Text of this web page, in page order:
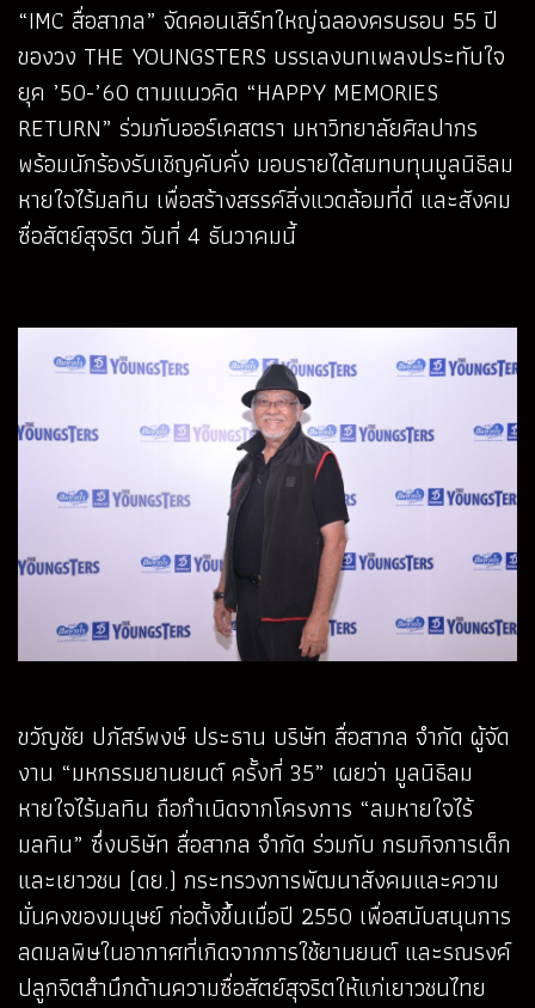
“IMC สื่อสากล” จัดคอนเสิร์ทใหญ่ฉลองครบรอบ 55 ปี
ของวง THE YOUNGSTERS บรรเลงบทเพลงประทับใจ
ยุค ’50-’60 ตามแนวคิด “HAPPY MEMORIES
RETURN” ร่วมกับออร์เคสตรา มหาวิทยาลัยศิลปากร
พร้อมนักร้องรับเชิญคับคั่ง มอบรายได้สมทบทุนมูลนิธิลม
หายใจไร้มลทิน เพื่อสร้างสรรค์สิ่งแวดล้อมที่ดี และสังคม
ซื่อสัตย์สุจริต วันที่ 4 ธันวาคมนี้
ขวัญชัย ปภัสร์พงษ์ ประธาน บริษัท สื่อสากล จำกัด ผู้จัด
งาน “มหกรรมยานยนต์ ครั้งที่ 35” เผยว่า มูลนิธิลม
หายใจไร้มลทิน ถือกำเนิดจากโครงการ “ลมหายใจไร้
มลทิน” ซึ่งบริษัท สื่อสากล จำกัด ร่วมกับ กรมกิจการเด็ก
และเยาวชน (ดย.) กระทรวงการพัฒนาสังคมและความ
มั่นคงของมนุษย์ ก่อตั้งขึ้นเมื่อปี 2550 เพื่อสนับสนุนการ
ลดมลพิษในอากาศที่เกิดจากการใช้ยานยนต์ และรณรงค์
ปลูกจิตสำนึกด้านความซื่อสัตย์สุจริตให้แก่เยาวชนไทย